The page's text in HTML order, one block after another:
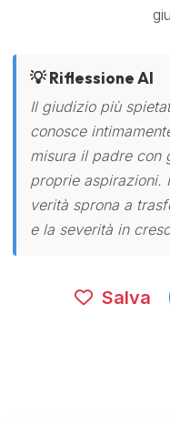
💡 Riflessione AI
Il giudizio più
conosce
misura il padre con
proprie aspirazioni.
verità sprona a
e la severità in
Salva